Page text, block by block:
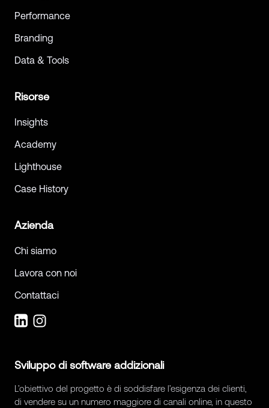
Performance
Branding
Data & Tools
Risorse
Insights
Academy
Lighthouse
Case History
Azienda
Chi siamo
Lavora con noi
Contattaci
Sviluppo di software addizionali
L’obiettivo del progetto è di soddisfare l’esigenza dei clienti,
di vendere su un numero maggiore di canali online, in questo